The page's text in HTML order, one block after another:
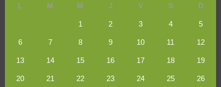
L M M J V S D
1 2 3 4 5
6 7 8 9 10 11 12
13 14 15 16 17 18 19
20 21 22 23 24 25 26